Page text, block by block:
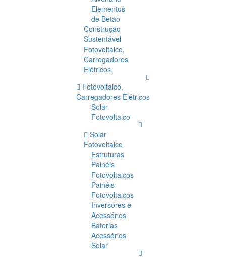
Elementos
de Betão
Construção
Sustentável
Fotovoltaico,
Carregadores
Elétricos
Fotovoltaico,
Carregadores Elétricos
Solar
Fotovoltaico
Solar
Fotovoltaico
Estruturas
Painéis
Fotovoltaicos
Painéis
Fotovoltaicos
Inversores e
Acessórios
Baterias
Acessórios
Solar